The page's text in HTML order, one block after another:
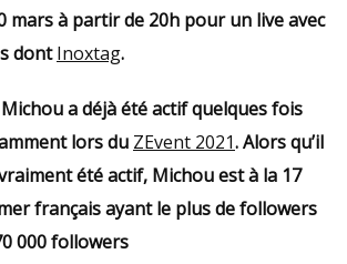
mars à partir de 20h pour un live avec
dontInoxtag.
a déjà été actif quelques fois
lors du ZEvent 2021. Alors qu’il
été actif, Michou est à la 17
français ayant le plus de followers
000 followers